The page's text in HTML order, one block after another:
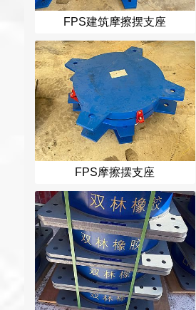
FPS建筑摩擦摆支座
FPS摩擦摆支座